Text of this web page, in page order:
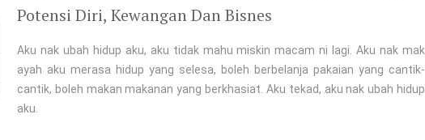
Potensi Diri, Kewangan Dan Bisnes
Aku nak ubah hidup aku, aku tidak mahu miskin macam ni lagi. Aku nak mak
ayah aku merasa hidup yang selesa, boleh berbelanja pakaian yang cantik-
cantik, boleh makan makanan yang berkhasiat. Aku tekad, aku nak ubah hidup
aku.